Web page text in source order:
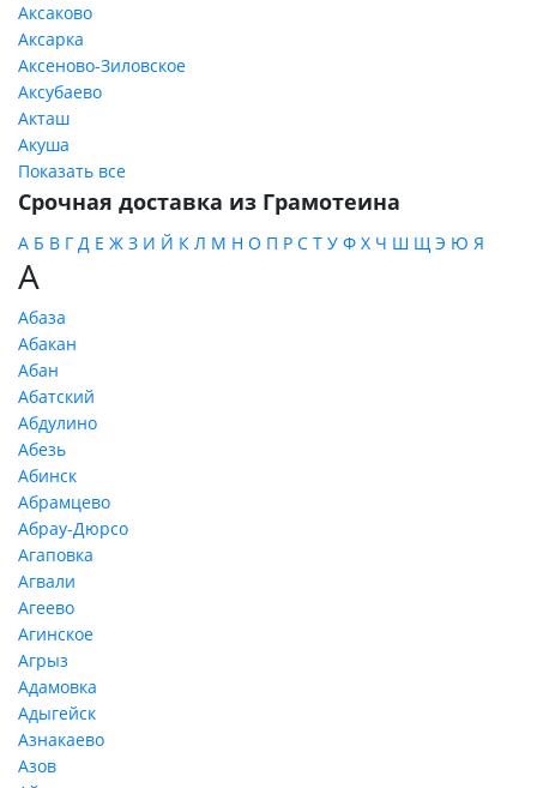
Аксаково
Аксарка
Аксеново-Зиловское
Аксубаево
Акташ
Акуша
Показать все
Срочная доставка из Грамотеина
А Б В Г Д Е Ж З И Й К Л М Н О П Р С Т У Ф Х Ч Ш Щ Э Ю Я
А
Абаза
Абакан
Абан
Абатский
Абдулино
Абезь
Абинск
Абрамцево
Абрау-Дюрсо
Агаповка
Агвали
Агеево
Агинское
Агрыз
Адамовка
Адыгейск
Азнакаево
Азов